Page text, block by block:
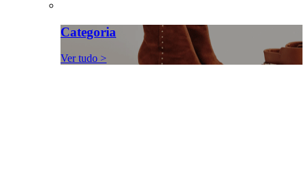
Categoria
Ver tudo >